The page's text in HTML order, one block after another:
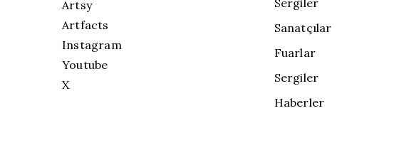
Artsy
Artfacts
Instagram
Youtube
X
Sergiler
Sanatçılar
Fuarlar
Sergiler
Haberler